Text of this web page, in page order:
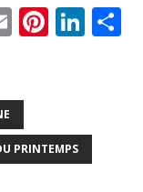
E Pi
e
st
Li
dI
PRINTEMPS